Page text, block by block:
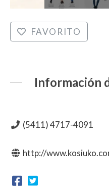
FAVORITO
Información
(5411) 4717-4091
http://